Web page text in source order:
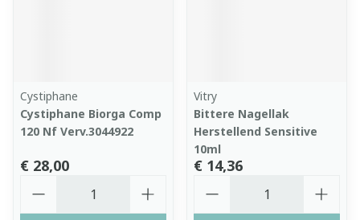
Cystiphane
Cystiphane Biorga Comp
120 Nf Verv.3044922
€ 28,00
Vitry
Bittere Nagellak
Herstellend Sensitive
10ml
€ 14,36